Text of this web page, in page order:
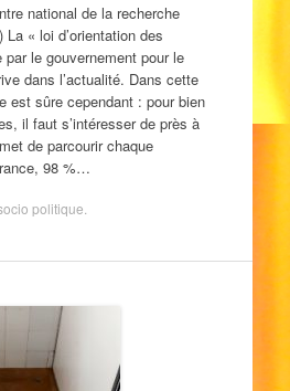
national de la recherche
« loi d’orientation des
le gouvernement pour le
dans l’actualité. Dans cette
est sûre cependant : pour bien
il faut s’intéresser de près à
de parcourir chaque
98 %…
politique